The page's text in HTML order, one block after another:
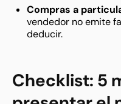
Compras a
vendedor no emite
deducir.
Checklist: 5